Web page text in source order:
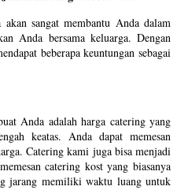
sangat membantu Anda dalam
Anda bersama keluarga. Dengan
beberapa keuntungan sebagai
Anda adalah harga catering yang
keatas. Anda dapat memesan
Catering kami juga bisa menjadi
catering kost yang biasanya
jarang memiliki waktu luang untuk